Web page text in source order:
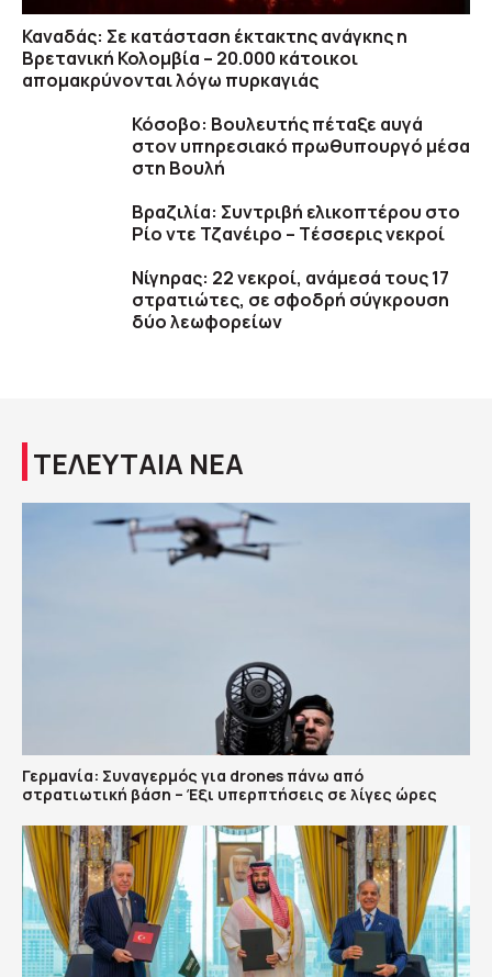
Καναδάς: Σε κατάσταση έκτακτης ανάγκης η
Βρετανική Κολομβία – 20.000 κάτοικοι
απομακρύνονται λόγω πυρκαγιάς
Κόσοβο: Βουλευτής πέταξε αυγά
στον υπηρεσιακό πρωθυπουργό μέσα
στη Βουλή
Βραζιλία: Συντριβή ελικοπτέρου στο
Ρίο ντε Τζανέιρο – Tέσσερις νεκροί
Νίγηρας: 22 νεκροί, ανάμεσά τους 17
στρατιώτες, σε σφοδρή σύγκρουση
δύο λεωφορείων
ΤΕΛΕΥΤΑΙΑ ΝΕΑ
Γερμανία: Συναγερμός για drones πάνω από
στρατιωτική βάση – Έξι υπερπτήσεις σε λίγες ώρες